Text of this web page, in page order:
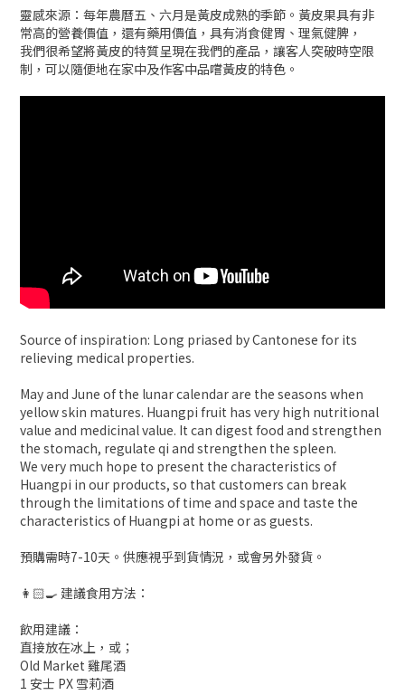
靈感來源：每年農曆五、六月是黃皮成熟的季節。黃皮果具有非
常高的營養價值，還有藥用價值，具有消食健胃、理氣健脾，
我們很希望將黃皮的特質呈現在我們的產品，讓客人突破時空限
制，可以隨便地在家中及作客中品嚐黃皮的特色。
Source of inspiration: Long priased by Cantonese for its
relieving medical properties.
May and June of the lunar calendar are the seasons when
yellow skin matures. Huangpi fruit has very high nutritional
value and medicinal value. It can digest food and strengthen
the stomach, regulate qi and strengthen the spleen.
We very much hope to present the characteristics of
Huangpi in our products, so that customers can break
through the limitations of time and space and taste the
characteristics of Huangpi at home or as guests.
預購需時7-10天。供應視乎到貨情況，或會另外發貨。
👩🏻‍🍳 建議食用方法：
飲用建議：
直接放在冰上，或；
Old Market 雞尾酒
1 安士 PX 雪莉酒